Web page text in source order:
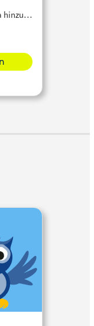
hinzu…